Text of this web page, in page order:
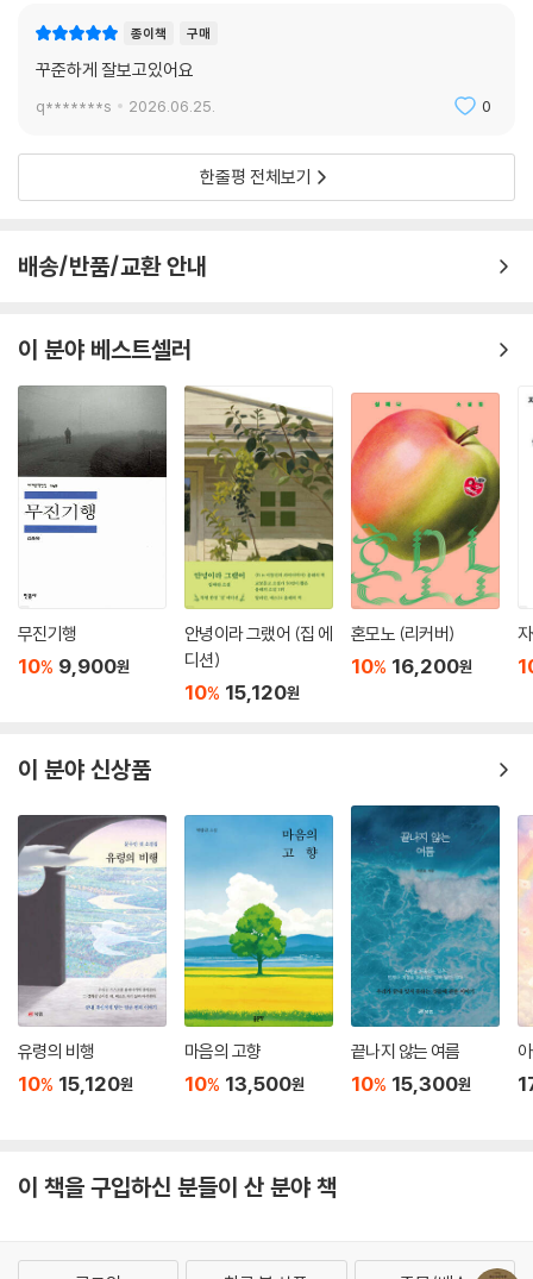
그런데 그걸 계속 생각하니까, 어렵더라.”
□ 2005년 경향신문 신춘문예에 「마더」가 당선되어 등단. 한국일보문학
예술가상, 5·18문학상, 만해문학상, 김만중문학상, 2012년, 2013년 젊은
작가상, 2014년 젊은작가상 대상 등 수상.
종이책 구매
꾸준하게 잘보고있어요
q*******s 2026.06.25. 0
한줄평 전체보기
배송/반품/교환 안내
이 분야 베스트셀러
무진기행
10% 9,900원
안녕이라 그랬어 (집 에
디션)
10% 15,120원
혼모노 (리커버)
10% 16,200원
이 분야 신상품
유령의 비행
10% 15,120원
마음의 고향
10% 13,500원
끝나지 않는 여름
10% 15,300원
이 책을 구입하신 분들이 산 분야 책